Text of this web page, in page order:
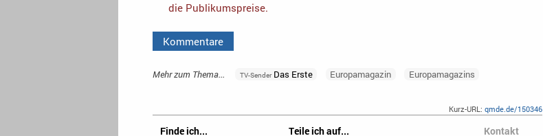
die Publikumspreise.
Kommentare
Mehr zum Thema... TV-SenderDas Erste Europamagazin Europamagazins
Kurz-URL:qmde.de/150346
Finde ich... Teile ich auf... Kontakt